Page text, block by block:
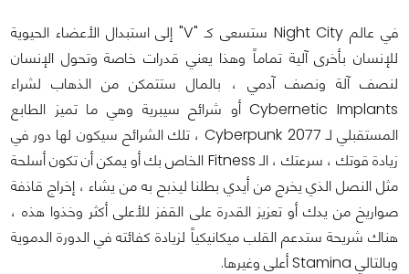
في عالم Night City ستسعى كـ "V" إلى استبدال الأعضاء الحيوية
للإنسان بأخرى آلية تماماً وهذا يعني قدرات خاصة وتحول الإنسان
لنصف آلة ونصف آدمي ، بالمال ستتمكن من الذهاب لشراء
Cybernetic Implants أو شرائح سيبرية وهي ما تميز الطابع
المستقبلي لـ Cyberpunk 2077 ، تلك الشرائح سيكون لها دور في
زيادة قوتك ، سرعتك ، الـ Fitness الخاص بك أو يمكن أن تكون أسلحة
مثل النصل الذي يخرج من أيدي بطلنا ليذبح به من يشاء ، إخراج قاذفة
صواريخ من يدك أو تعزيز القدرة على القفز للأعلى أكثر وخذوا هذه ،
هناك شريحة ستدعم القلب ميكانيكياً لزيادة كفائته في الدورة الدموية
وبالتالي Stamina أعلى وغيرها.